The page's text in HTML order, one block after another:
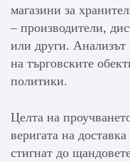
магазини за
– производители,
или други. Анализът
на търговските
политики.
Целта на
веригата на
стигнат до